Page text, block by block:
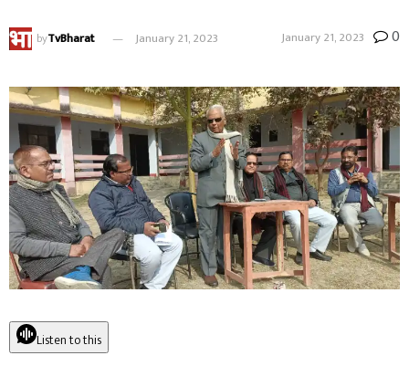
byTvBharat January 21, 2023 January 21, 2023 0
Listen to this